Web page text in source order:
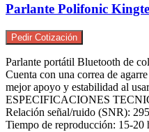
Parlante Polifonic
Pedir Cotización
Parlante portátil Bluetooth de
Cuenta con una correa de
mejor apoyo y estabilidad al
ESPECIFICACIONES
Relación señal/ruido (SNR):
Tiempo de reproducción: 15-20